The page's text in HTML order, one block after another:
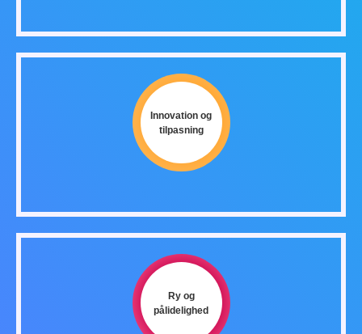
Innovation og
tilpasning
Ry og
pålidelighed